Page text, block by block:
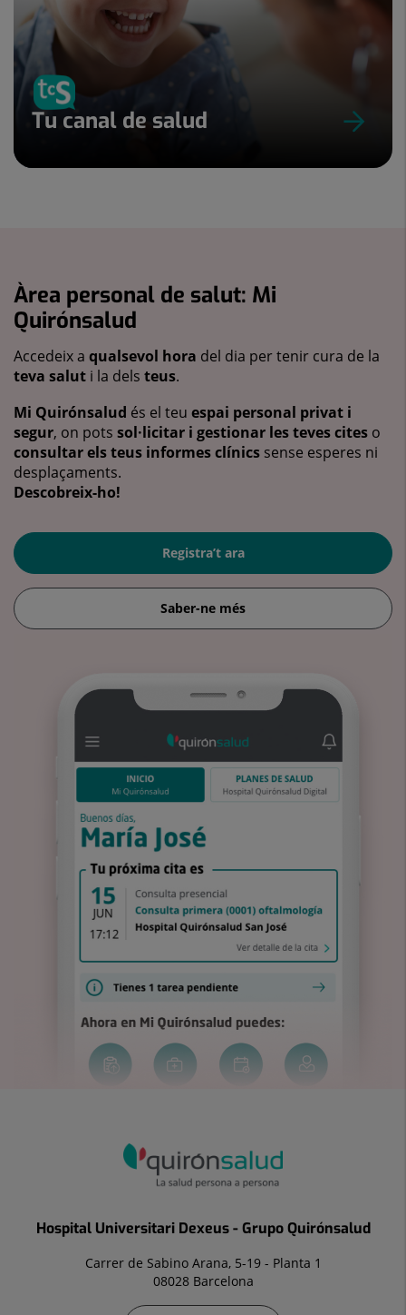
Tu canal de salud
Àrea personal de salut: Mi
Quirónsalud
Accedeix a qualsevol hora del dia per tenir cura de la
teva salut i la dels teus.
Mi Quirónsalud és el teu espai personal privat i
segur, on pots sol·licitar i gestionar les teves cites o
consultar els teus informes clínics sense esperes ni
desplaçaments.
Descobreix-ho!
Registra’t ara
Saber-ne més
Hospital Universitari Dexeus - Grupo Quirónsalud
Carrer de Sabino Arana, 5-19 - Planta 1
08028 Barcelona